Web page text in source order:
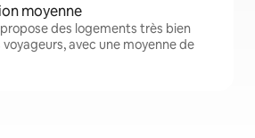
moyenne
des logements très bien
avec une moyenne de